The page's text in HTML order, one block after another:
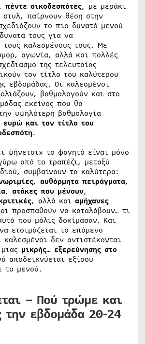
πέντε οικοδεσπότες, με μεράκι
παίρνουν θέση στην
το πιο δυνατό μενού
τους για να
τους καλεσμένους τους. Με
αγωνία, αλλά και πολλές
της τελευταίας
τον τίτλο του καλύτερου
εβδομάδας. Οι καλεσμένοι
βαθμολογούν και στο
εκείνος που θα
υψηλότερη βαθμολογία
ευρώ και τον τίτλο του
.
ψήνεται» το φαγητό είναι μόνο
από το τραπέζι, μεταξύ
συμβαίνουν τα καλύτερα:
, αυθόρμητα πειράγματα,
, ατάκες που μένουν,
, αλλά και αμήχανες
προσπαθούν να καταλάβουν… τι
που μόλις δοκίμασαν. Και
ετοιμάζεται το επόμενο
δεν αντιστέκονται
μικρής… εξερεύνησης στο
αποδεικνύεται εξίσου
το μενού.
– Πού τρώμε και
την εβδομάδα 20-24